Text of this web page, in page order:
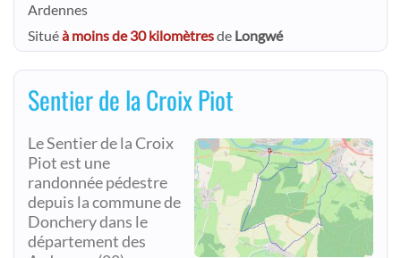
Ardennes
Situéà moins de 30 kilomètresde Longwé
Sentier de la Croix Piot
Le Sentier de la Croix
Piot est une
randonnée pédestre
depuis la commune de
Donchery dans le
département des